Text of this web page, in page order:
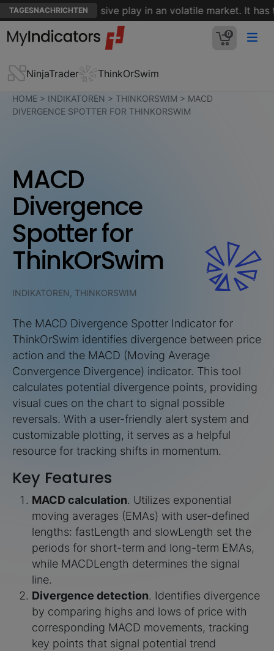
TAGESNACHRICHTEN
to be a defensive play in an volatile market. It has
0
NinjaTrader ThinkOrSwim
HOME > INDIKATOREN > THINKORSWIM > MACD
DIVERGENCE SPOTTER FOR THINKORSWIM
MACD
Divergence
Spotter for
ThinkOrSwim
INDIKATOREN, THINKORSWIM
The MACD Divergence Spotter Indicator for
ThinkOrSwim identifies divergence between price
action and the MACD (Moving Average
Convergence Divergence) indicator. This tool
calculates potential divergence points, providing
visual cues on the chart to signal possible
reversals. With a user-friendly alert system and
customizable plotting, it serves as a helpful
resource for tracking shifts in momentum.
Key Features
MACD calculation. Utilizes exponential
moving averages (EMAs) with user-defined
lengths: fastLength and slowLength set the
periods for short-term and long-term EMAs,
while MACDLength determines the signal
line.
Divergence detection. Identifies divergence
by comparing highs and lows of price with
corresponding MACD movements, tracking
key points that signal potential trend